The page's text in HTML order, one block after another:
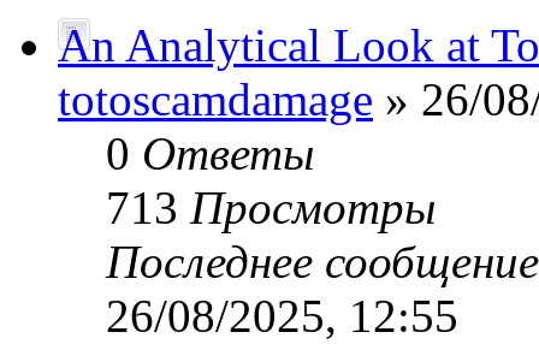
An Analytical Look at
totoscamdamage » 26/
0 Ответы
713 Просмотры
Последнее
26/08/2025, 12:55